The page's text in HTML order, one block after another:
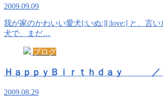
2009.09.09
我が家のかわいい愛犬[:いぬ:][:love:] と、言
犬で、まだ…
ブログ
ＨａｐｐｙＢｉｒｔｈｄａｙ ／
2009.08.29